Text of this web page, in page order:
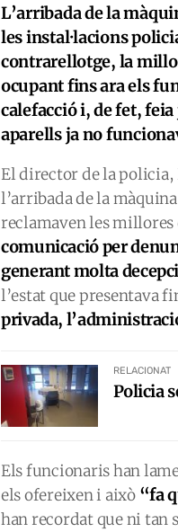
L’arribada de la
les instal·lacions
contrarellotge, la
ocupant fins ara els
calefacció i, de fet, feia
aparells ja no
El director de la policia,
l’arribada de la
reclamaven les millores
comunicació per
generant molta
l’estat que presentava
privada,
RELACIONAT
Policia
Els funcionaris han
els ofereixen i això “fa
han recordat que ni tan